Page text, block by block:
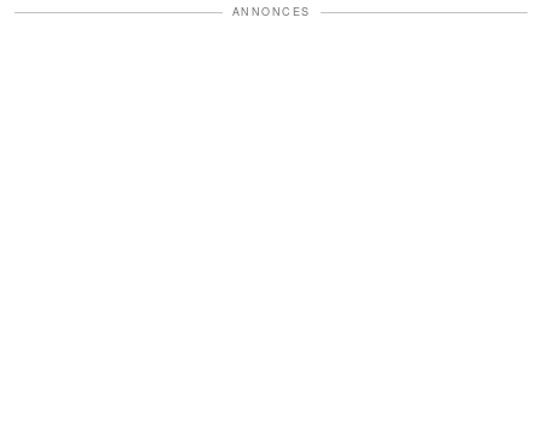
ANNONCES